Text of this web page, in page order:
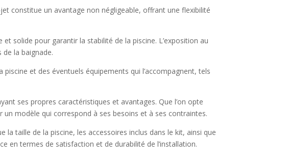
constitue un avantage non négligeable, offrant une flexibilité
solide pour garantir la stabilité de la piscine. L’exposition au
la baignade.
piscine et des éventuels équipements qui l’accompagnent, tels
ses propres caractéristiques et avantages. Que l’on opte
modèle qui correspond à ses besoins et à ses contraintes.
la taille de la piscine, les accessoires inclus dans le kit, ainsi que
en termes de satisfaction et de durabilité de l’installation.